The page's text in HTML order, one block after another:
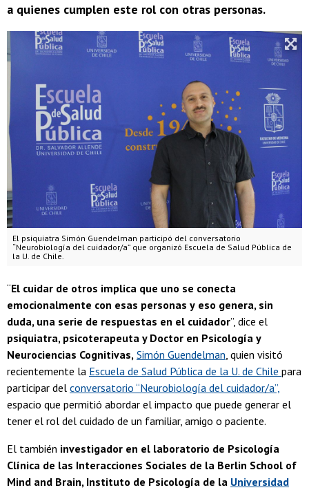
a quienes cumplen este rol con otras personas.
El psiquiatra Simón Guendelman participó del conversatorio
“Neurobiología del cuidador/a” que organizó Escuela de Salud Pública de
la U. de Chile.
“El cuidar de otros implica que uno se conecta
emocionalmente con esas personas y eso genera, sin
duda, una serie de respuestas en el cuidador”, dice el
psiquiatra, psicoterapeuta y Doctor en Psicología y
Neurociencias Cognitivas, Simón Guendelman, quien visitó
recientemente la Escuela de Salud Pública de la U. de Chile para
participar del conversatorio “Neurobiología del cuidador/a”,
espacio que permitió abordar el impacto que puede generar el
tener el rol del cuidado de un familiar, amigo o paciente.
El también investigador en el laboratorio de Psicología
Clínica de las Interacciones Sociales de la Berlin School of
Mind and Brain, Instituto de Psicología de la Universidad